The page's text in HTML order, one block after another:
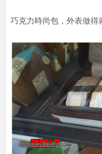
巧克力時尚包，外表做得